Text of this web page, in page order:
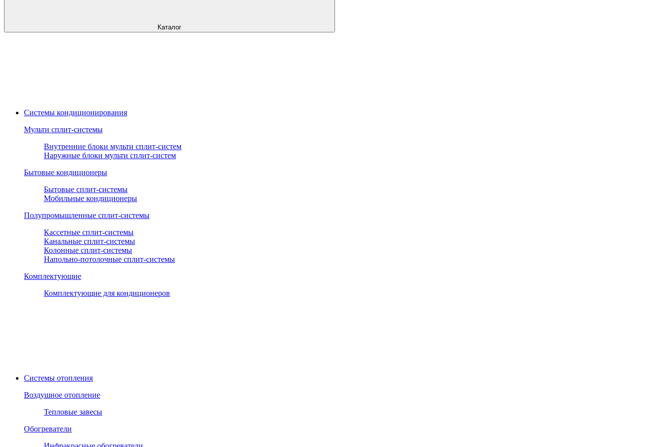
Каталог
Системы кондиционирования
Мульти сплит-системы
Внутренние блоки мульти сплит-систем
Наружные блоки мульти сплит-систем
Бытовые кондиционеры
Бытовые сплит-системы
Мобильные кондиционеры
Полупромышленные сплит-системы
Кассетные сплит-системы
Канальные сплит-системы
Колонные сплит-системы
Напольно-потолочные сплит-системы
Комплектующие
Комплектующие для кондиционеров
Системы отопления
Воздушное отопление
Тепловые завесы
Обогреватели